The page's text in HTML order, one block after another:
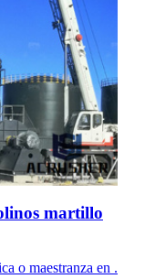
martillo
o maestranza en .